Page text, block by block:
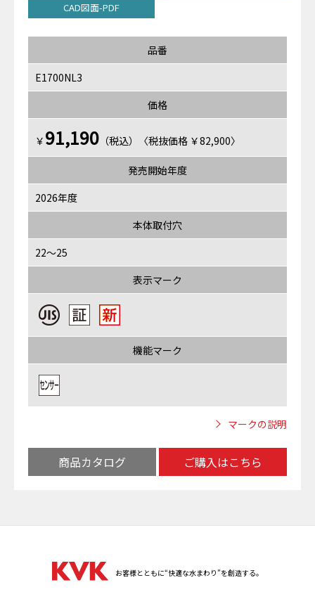
CAD図面-PDF
品番
E1700NL3
価格
￥ 91,190 （税込）〈税抜価格 ￥82,900〉
発売開始年度
2026年度
本体取付穴
22～25
表示マーク
機能マーク
マークの説明
商品カタログ ご購入はこちら
お客様とともに“快適な水まわり”を創造する。